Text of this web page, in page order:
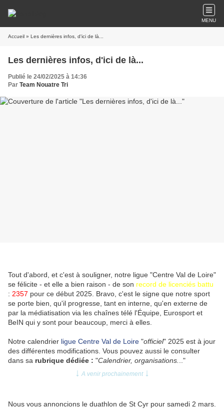
MENU
Accueil » Les dernières infos, d'ici de là...
Les dernières infos, d'ici de là...
Publié le 24/02/2025 à 14:36
Par Team Nouatre Tri
Tout d'abord, et c'est à souligner, notre ligue "Centre Val de Loire"
se félicite - et elle a bien raison - de son record de licenciés battu
: 2357 pour ce début 2025. Bravo, c'est le signe que notre sport
se porte bien, qu'il progresse, tant en interne, qu'en externe de
par la médiatisation via les chaînes télé l'Équipe, Eurosport et
BeIN qui y sont pour beaucoup, merci à elles.
Notre calendrier ligue Centre Val de Loire "officiel" 2025 est à jour
des différentes modifications. Vous pouvez aussi le consulter
dans sa rubrique dédiée : "Calendrier, organisations. .."
↓ A venir prochainement ↓
Nous vous annoncions le duathlon de St Cyr pour samedi 2 mars.